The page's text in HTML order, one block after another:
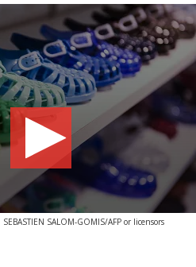
SEBASTIEN SALOM-GOMIS/AFP or licensors